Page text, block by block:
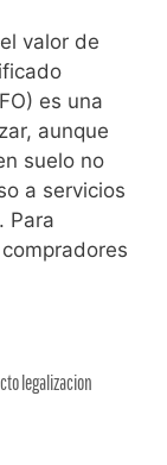
valor de
es una
aunque
suelo no
a servicios
Para
legalizacion